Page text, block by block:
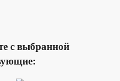
с выбранной